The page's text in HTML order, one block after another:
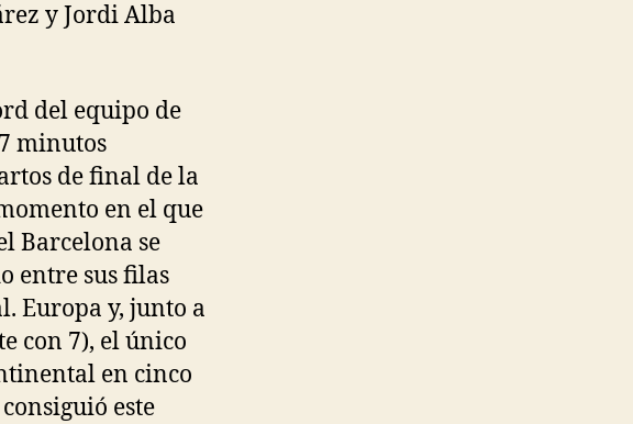
y Jordi Alba
del equipo de
minutos
de final de la
en el que
Barcelona se
entre sus filas
Europa y, junto a
con 7), el único
en cinco
este